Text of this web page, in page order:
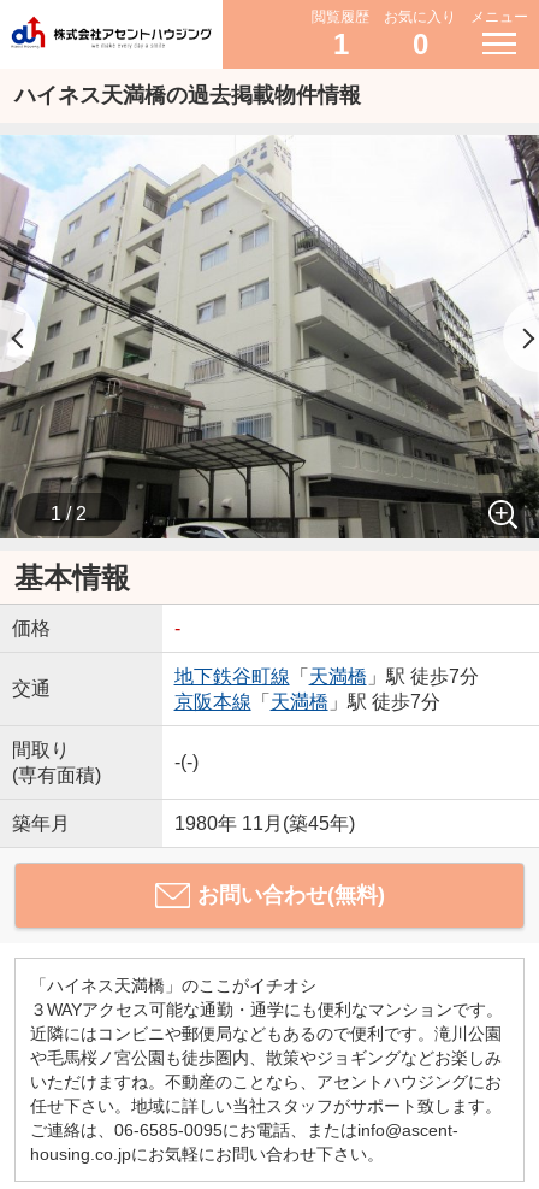
閲覧履歴
1
お気に入り
0
メニュー
ハイネス天満橋の過去掲載物件情報
1 / 2
基本情報
価格 -
交通
地下鉄谷町線 「 天満橋 」駅 徒歩7分
京阪本線 「 天満橋 」駅 徒歩7分
間取り
(専有面積)
-(-)
築年月 1980年 11月(築45年)
お問い合わせ(無料)
「ハイネス天満橋」のここがイチオシ
３WAYアクセス可能な通勤・通学にも便利なマンションです。
近隣にはコンビニや郵便局などもあるので便利です。滝川公園
や毛馬桜ノ宮公園も徒歩圏内、散策やジョギングなどお楽しみ
いただけますね。不動産のことなら、アセントハウジングにお
任せ下さい。地域に詳しい当社スタッフがサポート致します。
ご連絡は、06-6585-0095にお電話、またはinfo@ascent-
housing.co.jpにお気軽にお問い合わせ下さい。